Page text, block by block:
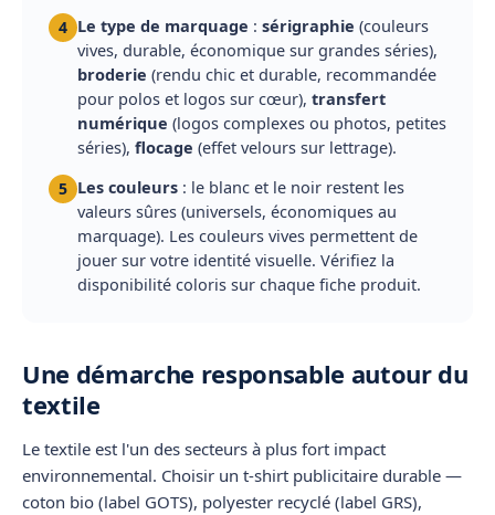
4 Le type de marquage : sérigraphie (couleurs
vives, durable, économique sur grandes séries),
broderie (rendu chic et durable, recommandée
pour polos et logos sur cœur), transfert
numérique (logos complexes ou photos, petites
séries), flocage (effet velours sur lettrage).
5 Les couleurs : le blanc et le noir restent les
valeurs sûres (universels, économiques au
marquage). Les couleurs vives permettent de
jouer sur votre identité visuelle. Vérifiez la
disponibilité coloris sur chaque fiche produit.
Une démarche responsable autour du
textile
Le textile est l'un des secteurs à plus fort impact
environnemental. Choisir un t-shirt publicitaire durable —
coton bio (label GOTS), polyester recyclé (label GRS),